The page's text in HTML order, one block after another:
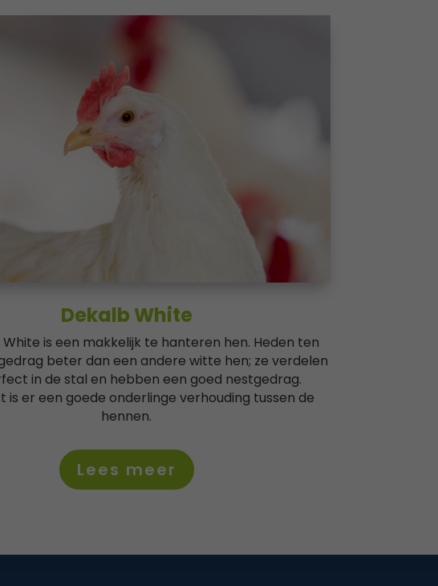
Dekalb White
is een makkelijk te hanteren hen. Heden ten
beter dan een andere witte hen; ze verdelen
in de stal en hebben een goed nestgedrag.
is er een goede onderlinge verhouding tussen de
hennen.
Lees meer